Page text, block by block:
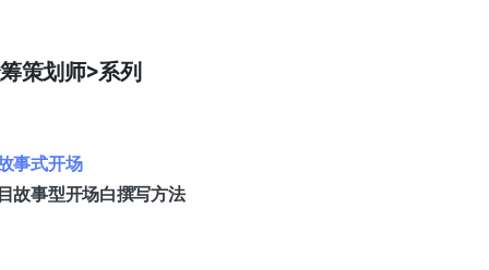
策划师>系列
事式开场
故事型开场白撰写方法